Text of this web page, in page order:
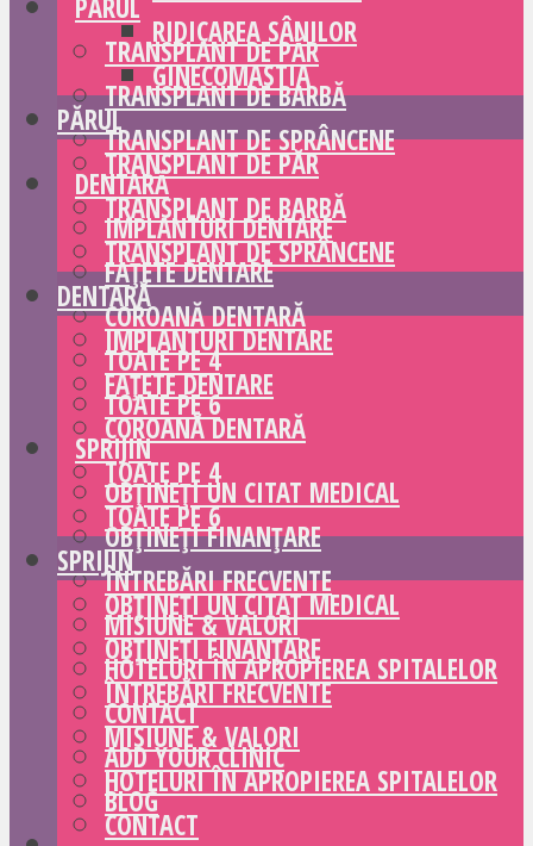
PĂRUL
TRANSPLANT DE PĂR
TRANSPLANT DE BARBĂ
TRANSPLANT DE SPRÂNCENE
DENTARĂ
IMPLANTURI DENTARE
FAȚETE DENTARE
COROANĂ DENTARĂ
TOATE PE 4
TOATE PE 6
SPRIJIN
OBȚINEȚI UN CITAT MEDICAL
OBȚINEȚI FINANȚARE
ÎNTREBĂRI FRECVENTE
MISIUNE & VALORI
HOTELURI ÎN APROPIEREA SPITALELOR
CONTACT
ADD YOUR CLINIC
BLOG
RIDICAREA SÂNILOR
GINECOMASTIA
PĂRUL
TRANSPLANT DE PĂR
TRANSPLANT DE BARBĂ
TRANSPLANT DE SPRÂNCENE
DENTARĂ
IMPLANTURI DENTARE
FAȚETE DENTARE
COROANĂ DENTARĂ
TOATE PE 4
TOATE PE 6
SPRIJIN
OBȚINEȚI UN CITAT MEDICAL
OBȚINEȚI FINANȚARE
ÎNTREBĂRI FRECVENTE
MISIUNE & VALORI
HOTELURI ÎN APROPIEREA SPITALELOR
CONTACT